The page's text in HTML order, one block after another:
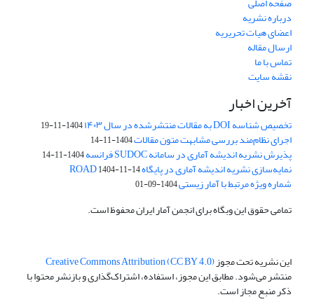
درباره نشریه
اعضای هیات تحریریه
ارسال مقاله
تماس با ما
نقشه سایت
آخرین اخبار
تخصیص شناسه DOI به مقالات منتشرشده در سال ۱۴۰۳ 1404-11-19
اجرای نظام‌مند بررسی مشابهت متون مقالات1404-11-14
پذیرش نشریه اندیشه آماری در سامانه SUDOC فرانسه 1404-11-14
نمایه‌سازی نشریه اندیشه آماری در پایگاه ROAD1404-11-14
شماره ویژه مرتبط با آمار زیستی1404-09-01
تمامی حقوق این وبگاه برای انجمن آمار ایران محفوظ است.
این نشریه تحت مجوزCreative Commons Attribution (CC BY 4.0)
منتشر می‌شود. مطابق این مجوز، استفاده، اشتراک‌گذاری و بازنشر محتوا با
ذکر منبع مجاز است.